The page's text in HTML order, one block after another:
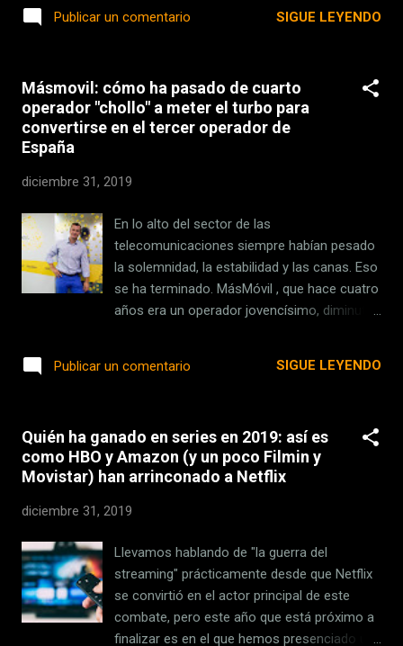
cuota especial de Apple Music la posibilidad
la arena de la playa, y le pidió utilizar su
simple, ya que la muchacha también tenía un
iPhone y por lo tanto sólo bastaba con
iniciar sesión en la aplicación 'Buscar' con la
cuando nuestra protagonista vio cómo ese
iOS, pensó que era casi imposible que
tuviera un iPhone. Efectivamente, la
situación era mucho peor de lo que pensaba.
<--more--> La ventaja de tener la llamada de
emergencia activada La intención real del
agresión sexual . Decidió ...
Publicar un comentario SIGUE LEYENDO
Másmovil: cómo ha pasado de cuarto
operador "chollo" a meter el turbo para
convertirse en el tercer operador de
España
diciembre 31, 2019
En lo alto del sector de las
telecomunicaciones siempre habían pesado
la solemnidad, la estabilidad y las canas. Eso
se ha terminado. MásMóvil , que hace cuatro
años era un operador jovencísimo, diminuto
Vodafone. ¿Pero cómo es posible que haya
España, António Coimbra envió una carta a
sus empleados. Allí sostenía que existían
grupos financieros "interesados y cercanos
a MásMóvil" que intentaban
teledirigida" . Los aliados del submarino
amarillo estaban torpedeándolos. Se refería
concretamente a la oferta que, según El
Confidencial , había promovido Goldman
Sachs para que la operadora española
Publicar un comentario SIGUE LEYENDO
Quién ha ganado en series en 2019: así es
como HBO y Amazon (y un poco Filmin y
Movistar) han arrinconado a Netflix
diciembre 31, 2019
Llevamos hablando de "la guerra del
streaming" prácticamente desde que Netflix
se convirtió en el actor principal de este
combate, pero este año que está próximo a
finalizar es en el que hemos presenciado un